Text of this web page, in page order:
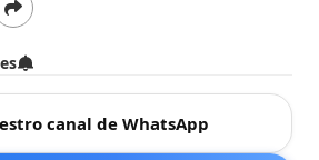
canal de WhatsApp